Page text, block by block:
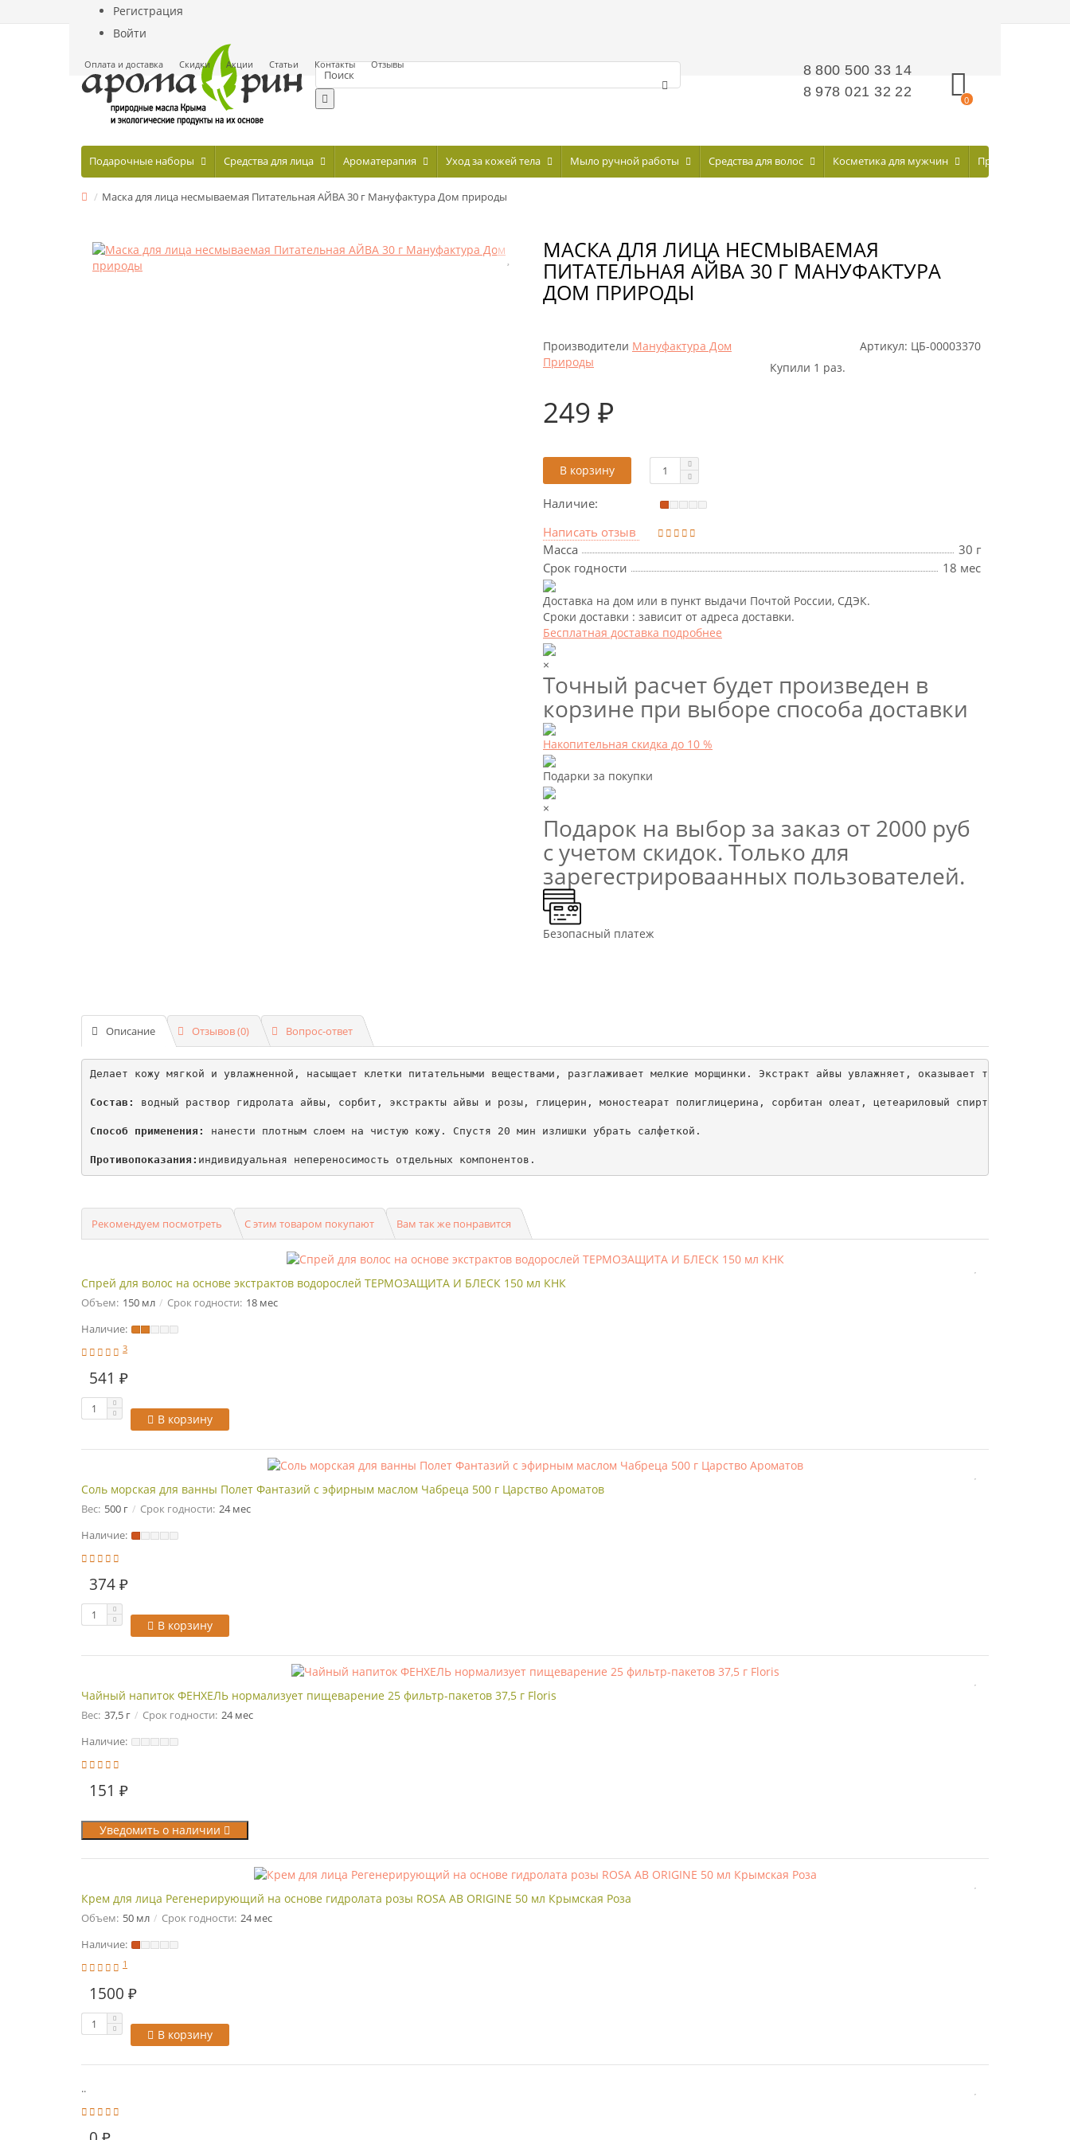
Регистрация
Войти
Оплата и доставка Скидки Акции Статьи Контакты Отзывы
8 800 500 33 14
8 978 021 32 22
0
Подарочные наборы Средства для лица Ароматерапия Уход за кожей тела Мыло ручной работы Средства для волос Косметика для мужчин
Маска для лица несмываемая Питательная АЙВА 30 г Мануфактура Дом природы
МАСКА ДЛЯ ЛИЦА НЕСМЫВАЕМАЯ
ПИТАТЕЛЬНАЯ АЙВА 30 Г МАНУФАКТУРА
ДОМ ПРИРОДЫ
Производители Мануфактура Дом
Природы
Артикул: ЦБ-00003370
Купили 1 раз.
249 ₽
В корзину
Наличие:
Написать отзыв
Масса
30 г
Срок годности
18 мес
Доставка на дом или в пункт выдачи Почтой России, СДЭК.
Сроки доставки : зависит от адреса доставки.
Бесплатная доставка подробнее
×
Точный расчет будет произведен в
корзине при выборе способа доставки
Накопительная скидка до 10 %
Подарки за покупки
×
Подарок на выбор за заказ от 2000 руб
с учетом скидок. Только для
зарегестрироваанных пользователей.
Безопасный платеж
Описание Отзывов (0) Вопрос-ответ
Делает кожу мягкой и увлажненной, насыщает клетки питательными веществами, разглаживает мелкие морщинки. Экстракт айвы увлажняет, оказывает
Состав: водный раствор гидролата айвы, сорбит, экстракты айвы и розы, глицерин, моностеарат полиглицерина, сорбитан олеат, цетеариловый спирт, масла
Способ применения: нанести плотным слоем на чистую кожу. Спустя 20 мин излишки убрать салфеткой.
Противопоказания: индивидуальная непереносимость отдельных компонентов.
Рекомендуем посмотреть С этим товаром покупают Вам так же понравится
Спрей для волос на основе экстрактов водорослей ТЕРМОЗАЩИТА И БЛЕСК 150 мл КНК
Объем: 150 мл Срок годности: 18 мес
Наличие:
3
541 ₽
В корзину
Соль морская для ванны Полет Фантазий с эфирным маслом Чабреца 500 г Царство Ароматов
Вес: 500 г Срок годности: 24 мес
Наличие:
374 ₽
В корзину
Чайный напиток ФЕНХЕЛЬ нормализует пищеварение 25 фильтр-пакетов 37,5 г Floris
Вес: 37,5 г Срок годности: 24 мес
Наличие:
151 ₽
Уведомить о наличии
Крем для лица Регенерирующий на основе гидролата розы ROSA AB ORIGINE 50 мл Крымская Роза
Объем: 50 мл Срок годности: 24 мес
Наличие:
1
1500 ₽
В корзину
..